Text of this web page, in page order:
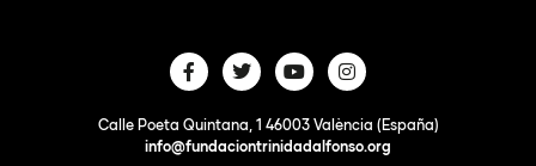
Calle Poeta Quintana, 1 46003 València (España)
info@fundaciontrinidadalfonso.org